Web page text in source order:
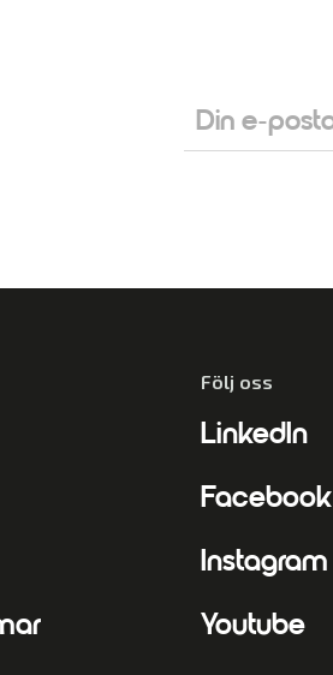
Följ oss
LinkedIn
Facebook
Instagram
Youtube